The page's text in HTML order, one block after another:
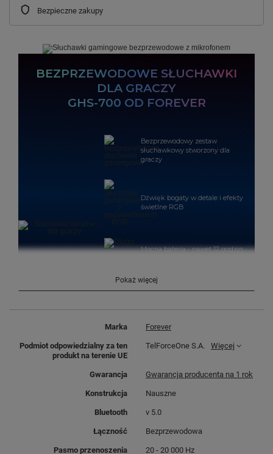
Bezpieczne zakupy
BEZPRZEWODOWE SŁUCHAWKI
DLA GRACZY
GHS-700 OD FOREVER
Bezprzewodowy zestaw
słuchawkowy stworzony dla
graczy
Dźwięk bogaty w detale i efekty
świetlne RGB
Mocna bateria - nawet 12 godzin
SŁUCHAWKOWY –
SWOBODA PODCZAS GRANIA
Do słuchawek dźwięk przesyłany jest cyfrowo, z
. Technologia zapewnia stabilne połączenie bez
szumów i drażniących opóźnień. Brak kabla pozwala
Pokaż więcej
Marka Forever
Podmiot odpowiedzialny za ten
produkt na terenie UE
TelForceOne S.A. Więcej
Gwarancja Gwarancja producenta na 1 rok
Konstrukcja Nauszne
Bluetooth v 5.0
Łączność Bezprzewodowa
Pasmo przenoszenia 20 - 20 000 Hz